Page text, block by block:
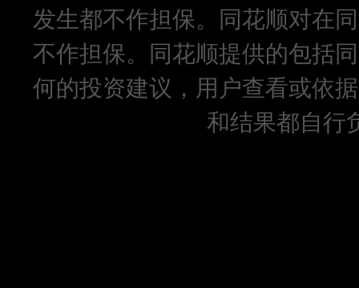
发生都不作担保。同花顺对在
不作担保。同花顺提供的包括
何的投资建议，用户查看或依
和结果都自行